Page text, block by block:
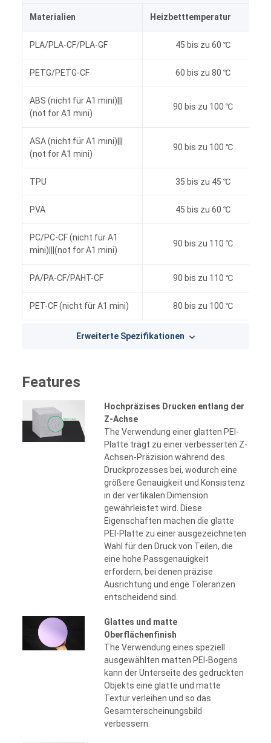
Materialien Heizbetttemperatur
PLA/PLA-CF/PLA-GF 45 bis zu 60 ℃
PETG/PETG-CF 60 bis zu 80 ℃
ABS (nicht für A1 mini)|||
(not for A1 mini)
90 bis zu 100 ℃
ASA (nicht für A1 mini)|||
(not for A1 mini)
90 bis zu 100 ℃
TPU 35 bis zu 45 ℃
PVA 45 bis zu 60 ℃
PC/PC-CF (nicht für A1
mini)|||(not for A1 mini)
90 bis zu 110 ℃
PA/PA-CF/PAHT-CF 90 bis zu 110 ℃
PET-CF (nicht für A1 mini) 80 bis zu 100 ℃
Erweiterte Spezifikationen
Features
Hochpräzises Drucken entlang der
Z-Achse
The Verwendung einer glatten PEI-
Platte trägt zu einer verbesserten Z-
Achsen-Präzision während des
Druckprozesses bei, wodurch eine
größere Genauigkeit und Konsistenz
in der vertikalen Dimension
gewährleistet wird. Diese
Eigenschaften machen die glatte
PEI-Platte zu einer ausgezeichneten
Wahl für den Druck von Teilen, die
eine hohe Passgenauigkeit
erfordern, bei denen präzise
Ausrichtung und enge Toleranzen
entscheidend sind.
Glattes und matte
Oberflächenfinish
The Verwendung eines speziell
ausgewählten matten PEI-Bogens
kann der Unterseite des gedruckten
Objekts eine glatte und matte
Textur verleihen und so das
Gesamterscheinungsbild
verbessern.